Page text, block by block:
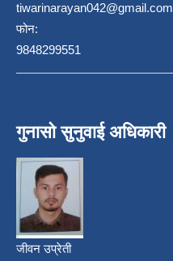
tiwarinarayan042@gmail.com
फोन:
9848299551
गुनासो सुनुवाई अधिकारी
जीवन उप्रेती